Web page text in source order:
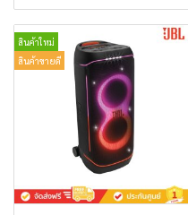
สินค้าใหม่
สินค้าขายดี